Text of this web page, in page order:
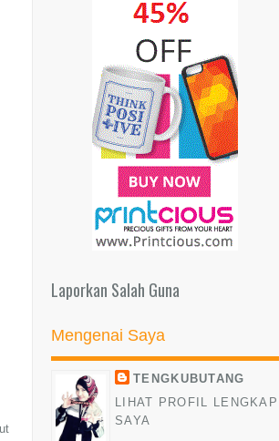
Laporkan Salah Guna
Mengenai Saya
TENGKUBUTANG
LIHAT PROFIL LENGKAP
SAYA